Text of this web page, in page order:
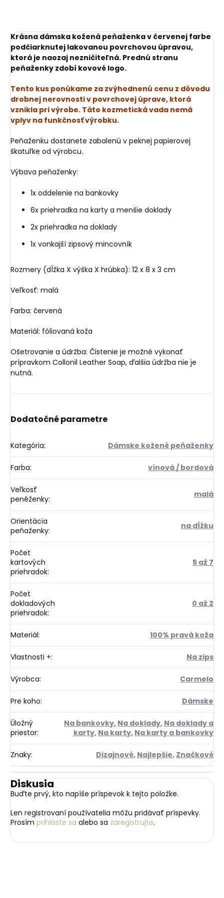
Krásna dámska kožená peňaženka v červenej farbe
podčiarknutej lakovanou povrchovou úpravou,
ktorá je naozaj nezničiteľná. Prednú stranu
peňaženky zdobí kovové logo.
Tento kus ponúkame za zvýhodnenú cenu z dôvodu
drobnej nerovnosti v povrchovej úprave, ktorá
vznikla pri výrobe. Táto kozmetická vada nemá
vplyv na funkčnosť výrobku.
Peňaženku dostanete zabalenú v peknej papierovej
škatuľke od výrobcu.
Výbava peňaženky:
1x oddelenie na bankovky
6x priehradka na karty a menšie doklady
2x priehradka na doklady
1x vonkajší zipsový mincovník
Rozmery (dĺžka X výška X hrúbka): 12 x 8 x 3 cm
Veľkosť: malá
Farba: červená
Materiál: fóliovaná koža
Ošetrovanie a údržba: Čistenie je možné vykonať
prípravkom Collonil Leather Soap, ďalšia údržba nie je
nutná.
Dodatočné parametre
Kategória: Dámske kožené peňaženky
Farba: vínová / bordová
Veľkosť
peněženky: malá
Orientácia
peňaženky: na dĺžku
Počet
kartových
priehradok:
5 až 7
Počet
dokladových
priehradok:
0 až 2
Materiál: 100% pravá koža
Vlastnosti +: Na zips
Výrobca: Carmelo
Pre koho: Dámske
Úložný
priestor:
Na bankovky, Na doklady, Na doklady a
karty, Na karty, Na karty a bankovky
Znaky: Dizajnové, Najlepšie, Značkové
Diskusia
Buďte prvý, kto napíše príspevok k tejto položke.
Len registrovaní používatelia môžu pridávať príspevky.
Prosím prihláste sa alebo sa zaregistrujte.